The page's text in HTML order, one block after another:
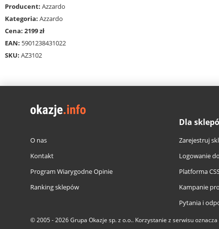
Producent: Azzardo
Kategoria: Azzardo
Cena: 2199 zł
EAN: 5901238431022
SKU: AZ3102
O nas
Kontakt
Program Wiarygodne Opinie
Ranking sklepów
Dla
Zarejestruj
Logowanie
Platforma
Kampanie
Pytania i
© 2005 - 2026Grupa Okazje sp. z o.o.. Korzystanie z serwisu